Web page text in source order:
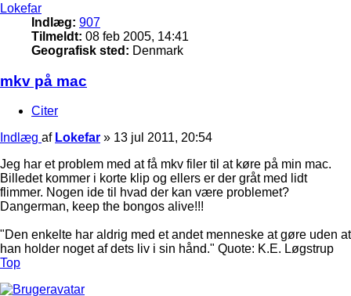
Lokefar
Indlæg: 907
Tilmeldt: 08 feb 2005, 14:41
Geografisk sted: Denmark
mkv på mac
Citer
Indlæg af Lokefar » 13 jul 2011, 20:54
Jeg har et problem med at få mkv filer til at køre på min mac.
Billedet kommer i korte klip og ellers er der gråt med lidt
flimmer. Nogen ide til hvad der kan være problemet?
Dangerman, keep the bongos alive!!!
"Den enkelte har aldrig med et andet menneske at gøre uden at
han holder noget af dets liv i sin hånd." Quote: K.E. Løgstrup
Top